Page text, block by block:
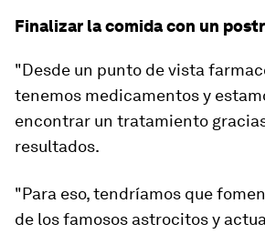
Finalizar la comida con un
"Desde un punto de vista
tenemos medicamentos y
encontrar un tratamiento
resultados.
"Para eso, tendríamos que
de los famosos astrocitos y